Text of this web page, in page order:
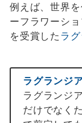
例えば、世界
ーフラワーシ
を受賞した ラ
ラグランジ
ラグランジ
だけでなく